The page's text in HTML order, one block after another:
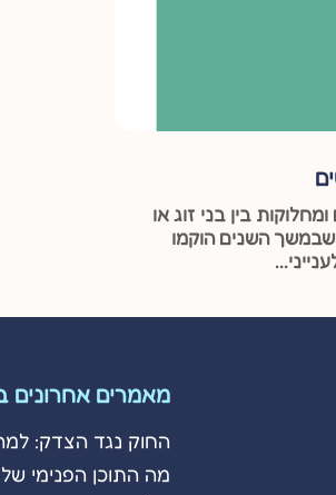
בין בני זוג או
השנים הוקמו
מאמרים אחרונים
החוק נגד הצדק:
מה התוכן הפנימי